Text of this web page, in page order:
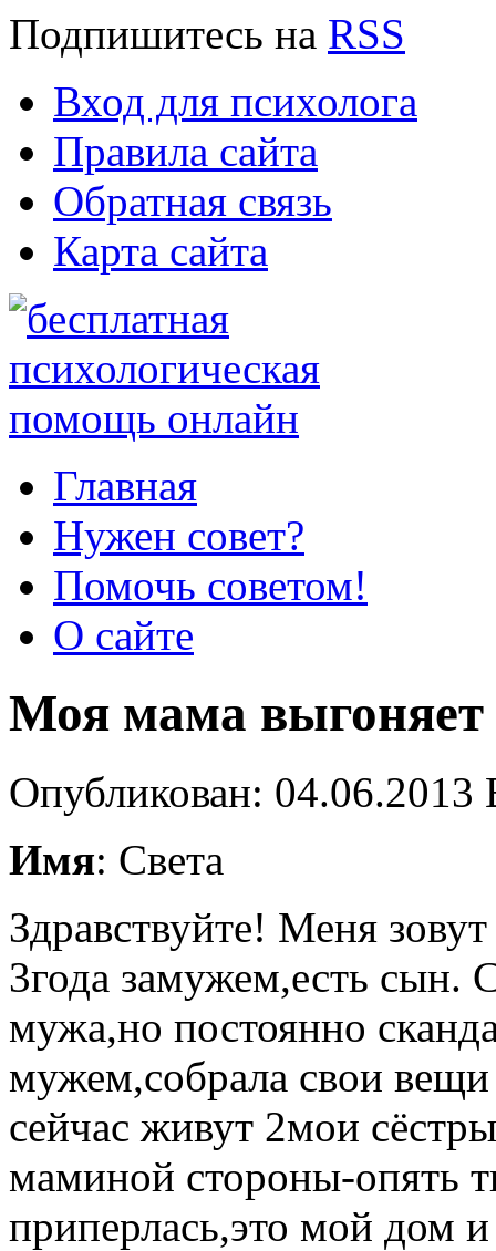
Подпишитесь на RSS
Вход для психолога
Правила сайта
Обратная связь
Карта сайта
Главная
Нужен совет?
Помочь советом!
О сайте
Моя мама выгоняет
Опубликован:
Имя: Света
Здравствуйте! Меня
3года замужем,есть сын.
мужа,но постоянно
мужем,собрала свои
сейчас живут 2мои
маминой стороны-опять
приперлась,это мой дом